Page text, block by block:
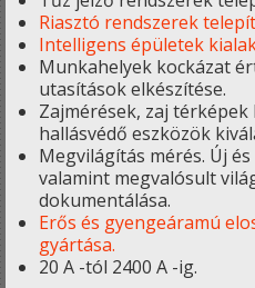
Riasztó rendszerek
Intelligens épületek
Munkahelyek kockázat
utasítások elkészítése.
Zajmérések, zaj térképek
hallásvédő eszközök
Megvilágítás mérés. Új
valamint megvalósult
dokumentálása.
Erős és gyengeáramú
gyártása.
20 A -tól 2400 A -ig.